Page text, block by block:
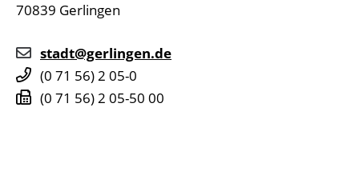
70839 Gerlingen
stadt@gerlingen.de
(0 71 56) 2 05-0
(0 71 56) 2 05-50 00